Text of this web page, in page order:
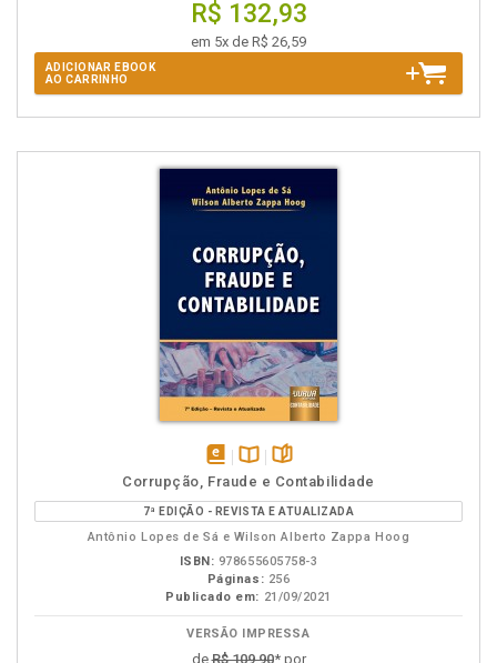
R$ 132,93
em 5x de R$ 26,59
ADICIONAR EBOOK
AO CARRINHO
disponível
em
eBook
Disponível
na
B.V.
páginas
Corrupção, Fraude e Contabilidade
7ª EDIÇÃO - REVISTA E ATUALIZADA
Antônio Lopes de Sá e Wilson Alberto Zappa Hoog
ISBN: 978655605758-3
Páginas: 256
Publicado em: 21/09/2021
VERSÃO IMPRESSA
deR$ 109,90* por